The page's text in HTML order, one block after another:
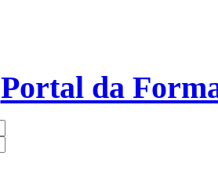
Portal da